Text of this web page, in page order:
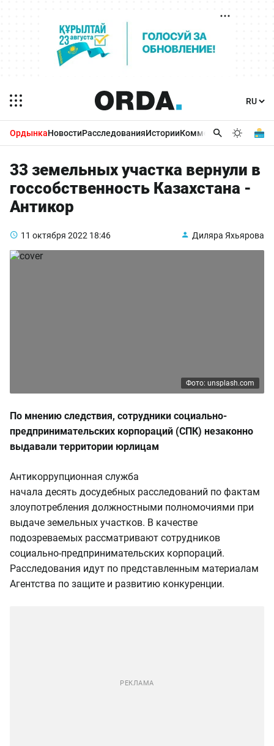
ОрдынкаНовостиРасследованияИсторииКомментарииБизнес
33 земельных участка вернули в
госсобственность Казахстана -
Антикор
11 октября 2022 18:46 Диляра Яхьярова
Фото: unsplash.com
По мнению следствия, сотрудники социально-
предпринимательских корпораций (СПК) незаконно
выдавали территории юрлицам
Антикоррупционная служба
начала десять досудебных расследований по фактам
злоупотребления должностными полномочиями при
выдаче земельных участков. В качестве
подозреваемых рассматривают сотрудников
социально-предпринимательских корпораций.
Расследования идут по представленным материалам
Агентства по защите и развитию конкуренции.